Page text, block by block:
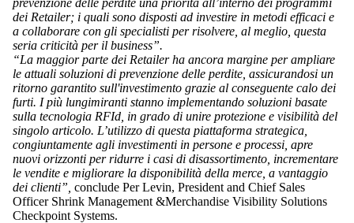
dei Retailer; i quali sono disposti ad investire in metodi efficaci e
a collaborare con gli specialisti per risolvere, al meglio, questa
seria criticità per il business”.
“La maggior parte dei Retailer ha ancora margine per ampliare
le attuali soluzioni di prevenzione delle perdite, assicurandosi un
ritorno garantito sull'investimento grazie al conseguente calo dei
furti. I più lungimiranti stanno implementando soluzioni basate
sulla tecnologia RFId, in grado di unire protezione e visibilità del
singolo articolo. L’utilizzo di questa piattaforma strategica,
congiuntamente agli investimenti in persone e processi, apre
nuovi orizzonti per ridurre i casi di disassortimento, incrementare
le vendite e migliorare la disponibilità della merce, a vantaggio
dei clienti”, conclude Per Levin, President and Chief Sales
Officer Shrink Management &Merchandise Visibility Solutions
Checkpoint Systems.